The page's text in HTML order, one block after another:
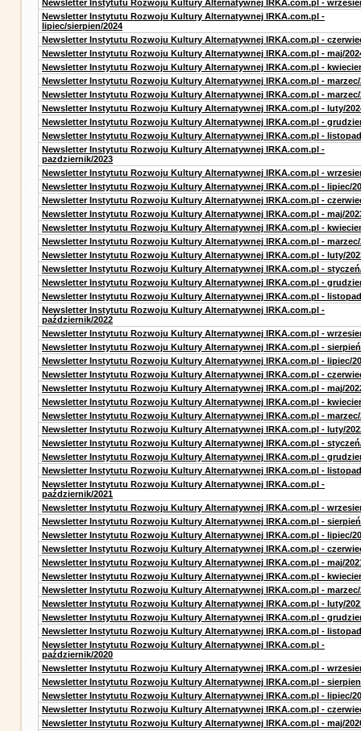
Newsletter Instytutu Rozwoju Kultury Alternatywnej IRKA.com.pl -
Newsletter Instytutu Rozwoju Kultury Alternatywnej IRKA.com.pl -
lipiec/sierpien/2024
Newsletter Instytutu Rozwoju Kultury Alternatywnej IRKA.com.pl -
Newsletter Instytutu Rozwoju Kultury Alternatywnej IRKA.com.pl - maj/
Newsletter Instytutu Rozwoju Kultury Alternatywnej IRKA.com.pl -
Newsletter Instytutu Rozwoju Kultury Alternatywnej IRKA.com.pl - marzec/
Newsletter Instytutu Rozwoju Kultury Alternatywnej IRKA.com.pl - marzec/
Newsletter Instytutu Rozwoju Kultury Alternatywnej IRKA.com.pl - luty/
Newsletter Instytutu Rozwoju Kultury Alternatywnej IRKA.com.pl -
Newsletter Instytutu Rozwoju Kultury Alternatywnej IRKA.com.pl -
Newsletter Instytutu Rozwoju Kultury Alternatywnej IRKA.com.pl -
pazdziernik/2023
Newsletter Instytutu Rozwoju Kultury Alternatywnej IRKA.com.pl -
Newsletter Instytutu Rozwoju Kultury Alternatywnej IRKA.com.pl - lipiec/
Newsletter Instytutu Rozwoju Kultury Alternatywnej IRKA.com.pl -
Newsletter Instytutu Rozwoju Kultury Alternatywnej IRKA.com.pl - maj/
Newsletter Instytutu Rozwoju Kultury Alternatywnej IRKA.com.pl -
Newsletter Instytutu Rozwoju Kultury Alternatywnej IRKA.com.pl - marzec/
Newsletter Instytutu Rozwoju Kultury Alternatywnej IRKA.com.pl - luty/
Newsletter Instytutu Rozwoju Kultury Alternatywnej IRKA.com.pl -
Newsletter Instytutu Rozwoju Kultury Alternatywnej IRKA.com.pl -
Newsletter Instytutu Rozwoju Kultury Alternatywnej IRKA.com.pl -
Newsletter Instytutu Rozwoju Kultury Alternatywnej IRKA.com.pl -
październik/2022
Newsletter Instytutu Rozwoju Kultury Alternatywnej IRKA.com.pl -
Newsletter Instytutu Rozwoju Kultury Alternatywnej IRKA.com.pl -
Newsletter Instytutu Rozwoju Kultury Alternatywnej IRKA.com.pl - lipiec/
Newsletter Instytutu Rozwoju Kultury Alternatywnej IRKA.com.pl -
Newsletter Instytutu Rozwoju Kultury Alternatywnej IRKA.com.pl - maj/
Newsletter Instytutu Rozwoju Kultury Alternatywnej IRKA.com.pl -
Newsletter Instytutu Rozwoju Kultury Alternatywnej IRKA.com.pl - marzec/
Newsletter Instytutu Rozwoju Kultury Alternatywnej IRKA.com.pl - luty/
Newsletter Instytutu Rozwoju Kultury Alternatywnej IRKA.com.pl -
Newsletter Instytutu Rozwoju Kultury Alternatywnej IRKA.com.pl -
Newsletter Instytutu Rozwoju Kultury Alternatywnej IRKA.com.pl -
Newsletter Instytutu Rozwoju Kultury Alternatywnej IRKA.com.pl -
październik/2021
Newsletter Instytutu Rozwoju Kultury Alternatywnej IRKA.com.pl -
Newsletter Instytutu Rozwoju Kultury Alternatywnej IRKA.com.pl -
Newsletter Instytutu Rozwoju Kultury Alternatywnej IRKA.com.pl - lipiec/
Newsletter Instytutu Rozwoju Kultury Alternatywnej IRKA.com.pl -
Newsletter Instytutu Rozwoju Kultury Alternatywnej IRKA.com.pl - maj/
Newsletter Instytutu Rozwoju Kultury Alternatywnej IRKA.com.pl -
Newsletter Instytutu Rozwoju Kultury Alternatywnej IRKA.com.pl - marzec/
Newsletter Instytutu Rozwoju Kultury Alternatywnej IRKA.com.pl - luty/
Newsletter Instytutu Rozwoju Kultury Alternatywnej IRKA.com.pl -
Newsletter Instytutu Rozwoju Kultury Alternatywnej IRKA.com.pl -
Newsletter Instytutu Rozwoju Kultury Alternatywnej IRKA.com.pl -
październik/2020
Newsletter Instytutu Rozwoju Kultury Alternatywnej IRKA.com.pl -
Newsletter Instytutu Rozwoju Kultury Alternatywnej IRKA.com.pl -
Newsletter Instytutu Rozwoju Kultury Alternatywnej IRKA.com.pl - lipiec/
Newsletter Instytutu Rozwoju Kultury Alternatywnej IRKA.com.pl -
Newsletter Instytutu Rozwoju Kultury Alternatywnej IRKA.com.pl - maj/